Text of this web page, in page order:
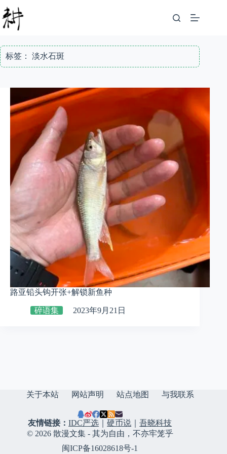
至
内
标签： 淡水石斑
路亚铅头钩开张+解锁新鱼种
碎语集 2023年9月21日
关于本站 网站声明 站点地图 与我联系
友情链接：IDC严选 ｜硬币说 ｜吾晓科技
© 2026 散漫文集 - 其为自由，不亦牢笼乎
闽ICP备16028618号-1